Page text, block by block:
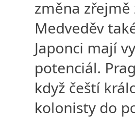
změna
Medveděv
Japonci mají
potenciál.
když čeští
kolonisty do